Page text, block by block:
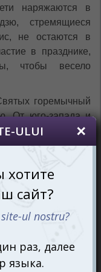
наряжаются в
стремящиеся
не остаются в
в празднике,
чтобы весело
горемычный
От юго-запада и
наводили страх и
путь среди
огромной тыквой
глазами, а
вопящий
заполняя
Хэллоуин
(рум.)